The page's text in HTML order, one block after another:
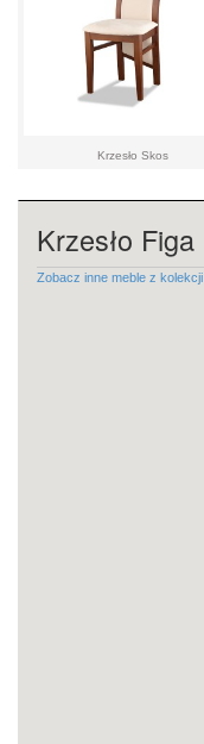
Krzesło Skos
Krzesło Figa
Zobacz inne meble z kolekcji .